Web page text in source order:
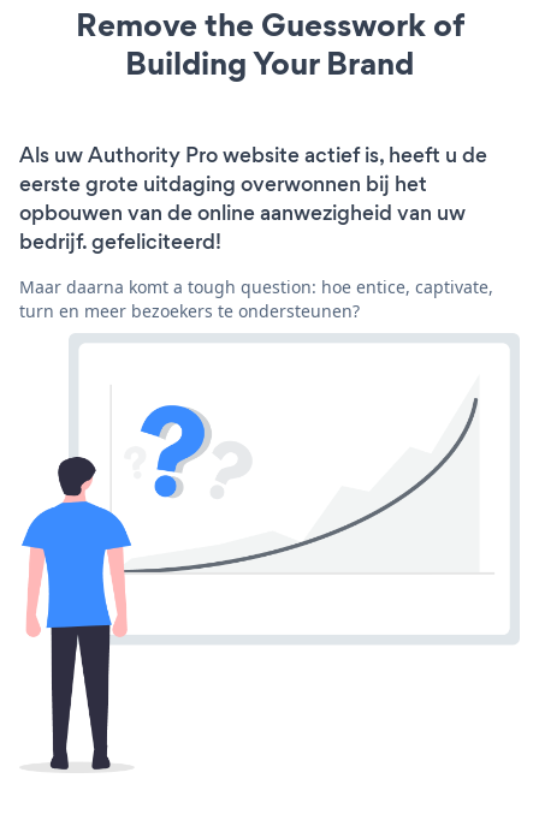
Remove the Guesswork of
Building Your Brand
Als uw Authority Pro website actief is, heeft u de
eerste grote uitdaging overwonnen bij het
opbouwen van de online aanwezigheid van uw
bedrijf. gefeliciteerd!
Maar daarna komt a tough question: hoe entice, captivate,
turn en meer bezoekers te ondersteunen?